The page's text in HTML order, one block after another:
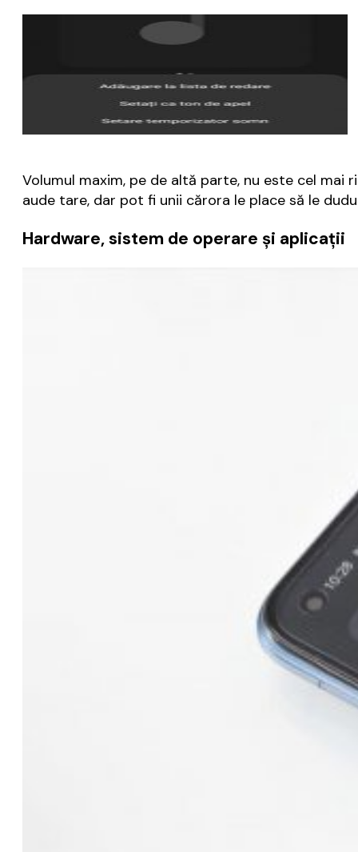
Volumul maxim, pe de altă parte, nu este cel mai
aude tare, dar pot fi unii cărora le place să le
Hardware, sistem de operare și aplicații